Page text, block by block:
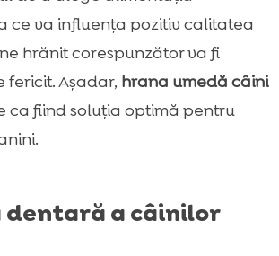
ce va influența pozitiv calitatea
hrănit corespunzător va fi
fericit. Așadar, hrana umedă câini
ca fiind soluția optimă pentru
a câinilor